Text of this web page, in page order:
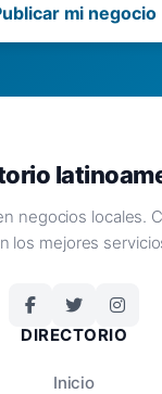
mi negocio
negocios locales.
los mejores
DIRECTORIO
Inicio